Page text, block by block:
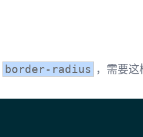
border-radius ，需要这